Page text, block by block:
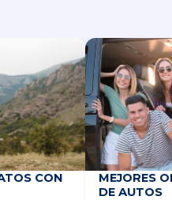
CON
MEJORES
DE AUTOS